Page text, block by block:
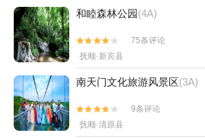
和睦森林公园(4A)


75条评论
抚顺·新宾县
南天门文化旅游风景区(3A)


9条评论
抚顺·清原县